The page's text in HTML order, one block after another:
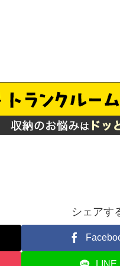
シェアす